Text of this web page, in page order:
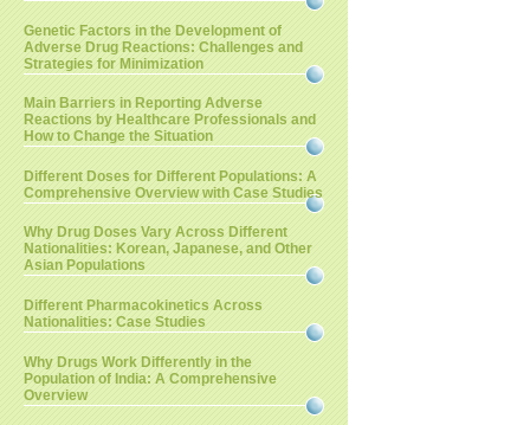
Genetic Factors in the Development of
Adverse Drug Reactions: Challenges and
Strategies for Minimization
Main Barriers in Reporting Adverse
Reactions by Healthcare Professionals and
How to Change the Situation
Different Doses for Different Populations: A
Comprehensive Overview with Case Studies
Why Drug Doses Vary Across Different
Nationalities: Korean, Japanese, and Other
Asian Populations
Different Pharmacokinetics Across
Nationalities: Case Studies
Why Drugs Work Differently in the
Population of India: A Comprehensive
Overview